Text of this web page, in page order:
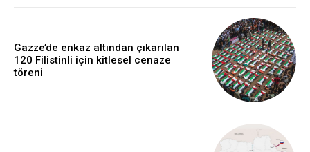
Gazze’de enkaz altından çıkarılan
120 Filistinli için kitlesel cenaze
töreni